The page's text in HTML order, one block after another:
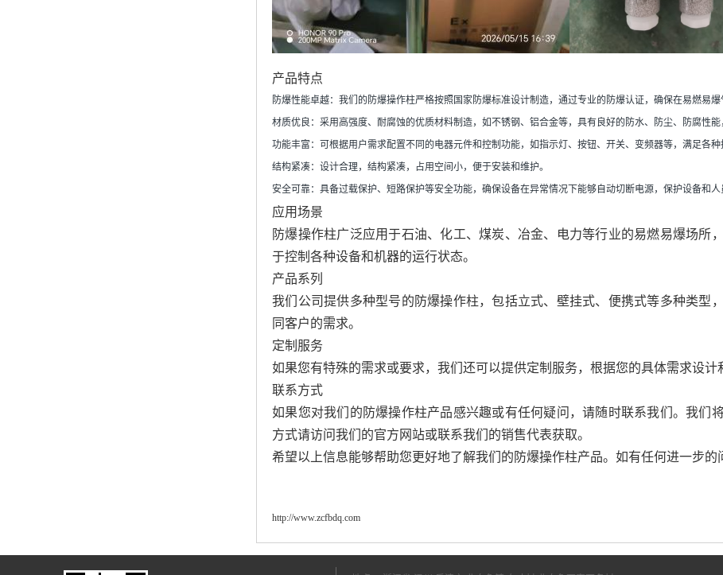
产品特点
防爆性能卓越：我们的防爆操作柱严格按照国家防爆标准设计制造，通过专业的防爆认证，确保在易燃易爆
材质优良 ：采用高强度、耐腐蚀的优质材料制造，如不锈钢、铝合金等，具有良好的防水、防尘、防腐性能
功能丰富 ：可根据用户需求配置不同的电器元件和控制功能，如指示灯、按钮、开关、变频器等，满足各种
结构紧凑‌：设计合理，结构紧凑，占用空间小，便于安装和维护。
安全可靠：具备过载保护、短路保护等安全功能，确保设备在异常情况下能够自动切断电源，保护设备和人
应用场景
防爆操作柱广泛应用于石油、化工、煤炭、冶金、电力等行业的易燃易爆场所
于控制各种设备和机器的运行状态。
产品系列
我们公司提供多种型号的防爆操作柱，包括立式、壁挂式、便携式等多种类型
同客户的需求。
定制服务
如果您有特殊的需求或要求，我们还可以提供定制服务，根据您的具体需求设计
联系方式
如果您对我们的防爆操作柱产品感兴趣或有任何疑问，请随时联系我们。我们
方式请访问我们的官方网站或联系我们的销售代表获取。
希望以上信息能够帮助您更好地了解我们的防爆操作柱产品。如有任何进一步的
http://www.zcfbdq.com